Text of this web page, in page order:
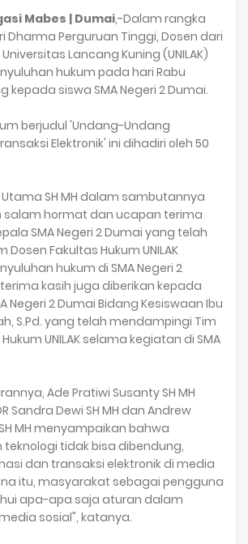
Mabes | Dumai,-Dalam rangka
Dharma Perguruan Tinggi, Dosen dari
Lancang Kuning (UNILAK)
hukum pada hari Rabu
kepada siswa SMA Negeri 2 Dumai.
berjudul 'Undang-Undang
Elektronik' ini dihadiri oleh 50
SH MH dalam sambutannya
hormat dan ucapan terima
SMA Negeri 2 Dumai yang telah
Fakultas Hukum UNILAK
hukum di SMA Negeri 2
kasih juga diberikan kepada
Negeri 2 Dumai Bidang Kesiswaan Ibu
S.Pd. yang telah mendampingi Tim
UNILAK selama kegiatan di SMA
Ade Pratiwi Susanty SH MH
Sandra Dewi SH MH dan Andrew
MH menyampaikan bahwa
teknologi tidak bisa dibendung,
dan transaksi elektronik di media
itu, masyarakat sebagai pengguna
apa-apa saja aturan dalam
sosial", katanya.